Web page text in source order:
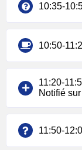
10:35-
10:50-
11:20-
Notifié
11:50-